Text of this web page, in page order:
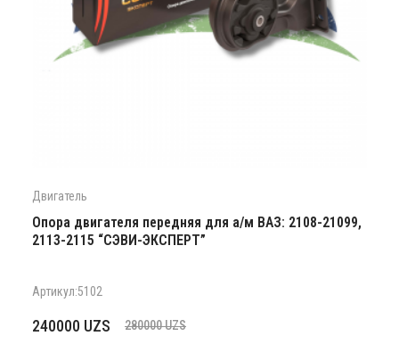
Двигатель
Опора двигателя передняя для а/м ВАЗ: 2108-21099,
2113-2115 “СЭВИ-ЭКСПЕРТ”
Артикул:5102
280000UZS
Первоначальная
240000 UZS
Текущая